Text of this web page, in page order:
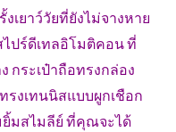
เยาว์วัยที่ยังไม่จางหาย
ปร์ดีเทลอิโมติคอน ที่
กระเป๋าถือทรงกล่อง
รงเทนนิสแบบผูกเชือก
ยิ้มสไมลีย์ ที่คุณจะได้